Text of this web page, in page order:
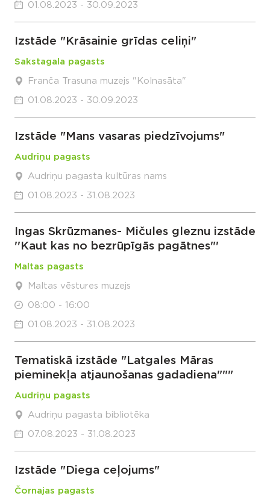
01.08.2023 - 30.09.2023
Izstāde "Krāsainie grīdas celiņi"
Sakstagala pagasts
Franča Trasuna muzejs "Kolnasāta"
01.08.2023 - 30.09.2023
Izstāde "Mans vasaras piedzīvojums"
Audriņu pagasts
Audriņu pagasta kultūras nams
01.08.2023 - 31.08.2023
Ingas Skrūzmanes- Mičules gleznu izstāde
''Kaut kas no bezrūpīgās pagātnes"'
Maltas pagasts
Maltas vēstures muzejs
08:00 - 16:00
01.08.2023 - 31.08.2023
Tematiskā izstāde "Latgales Māras
pieminekļa atjaunošanas gadadiena"""
Audriņu pagasts
Audriņu pagasta bibliotēka
07.08.2023 - 31.08.2023
Izstāde "Diega ceļojums"
Čornajas pagasts